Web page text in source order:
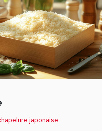
japonaise